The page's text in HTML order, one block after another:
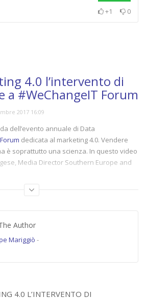
+1 0
4.0 l’intervento di
a #WeChangeIT Forum
2017 16:09
dell’evento annuale di Data
dedicata al marketing 4.0. Vendere
è soprattutto una scienza. In questo video
Media Director Southern Europe and
Forum
Author
Mariggiò -
4.0 L’INTERVENTO DI